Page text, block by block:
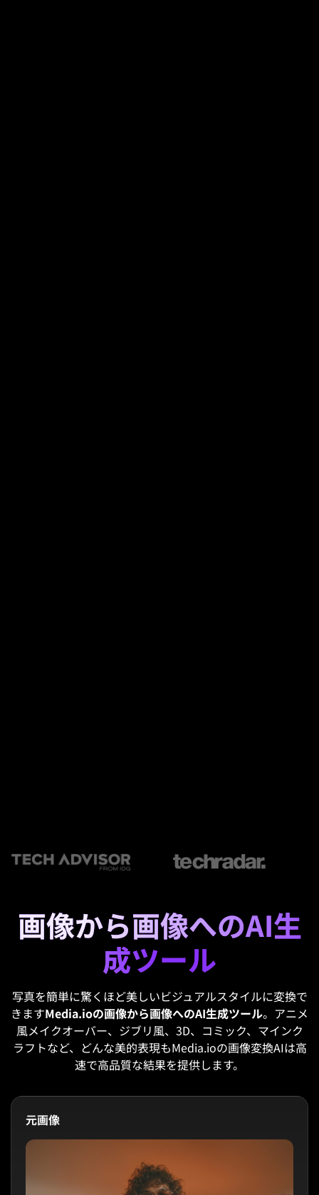
画像から画像へのAI生
成ツール
写真を簡単に驚くほど美しいビジュアルスタイルに変換で
きますMedia.ioの画像から画像へのAI生成ツール。アニメ
風メイクオーバー、ジブリ風、3D、コミック、マインク
ラフトなど、どんな美的表現もMedia.ioの画像変換AIは高
速で高品質な結果を提供します。
元画像